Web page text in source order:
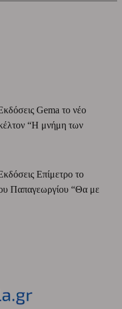
Gema το νέο
“Η μνήμη των
Επίμετρο το
Παπαγεωργίου “Θα με